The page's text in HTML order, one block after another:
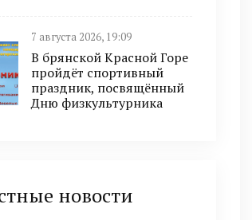
7 августа 2026, 19:09
В брянской Красной Горе
пройдёт спортивный
праздник, посвящённый
Дню физкультурника
новости